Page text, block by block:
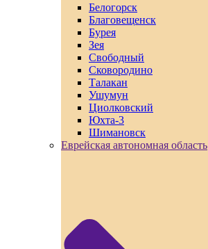
Белогорск
Благовещенск
Бурея
Зея
Свободный
Сковородино
Талакан
Ушумун
Циолковский
Юхта-3
Шимановск
Еврейская автономная область